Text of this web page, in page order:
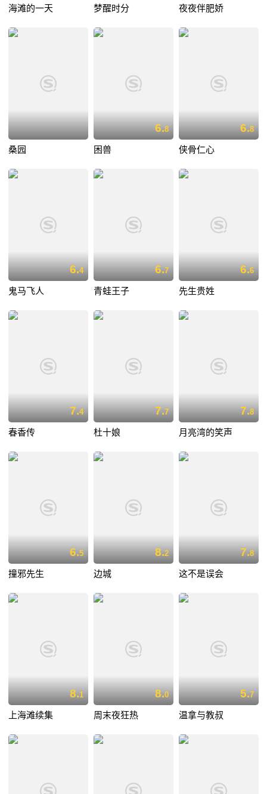
海滩的一天 梦醒时分 夜夜伴肥娇
桑园
6.8
困兽
6.8
侠骨仁心
6.4
鬼马飞人
6.7
青蛙王子
6.6
先生贵姓
7.4
春香传
7.7
杜十娘
7.8
月亮湾的笑声
6.5
撞邪先生
8.2
边城
7.8
这不是误会
8.1
上海滩续集
8.0
周末夜狂热
5.7
温拿与教叔